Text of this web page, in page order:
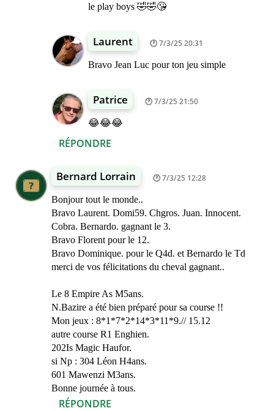
RÉPONDRE
le play boys 🤣🤣😘
Laurent 7/3/25 20:31
Bravo Jean Luc pour ton jeu simple
Patrice 7/3/25 21:50
😂😂😂
Bernard Lorrain 7/3/25 12:28
Bonjour tout le monde..
Bravo Laurent. Domi59. Chgros. Juan. Innocent.
Cobra. Bernardo. gagnant le 3.
Bravo Florent pour le 12.
Bravo Dominique. pour le Q4d. et Bernardo le Td
merci de vos félicitations du cheval gagnant..
Le 8 Empire As M5ans.
N.Bazire a été bien préparé pour sa course !!
Mon jeux : 8*1*7*2*14*3*11*9.// 15.12
autre course R1 Enghien.
202Is Magic Haufor.
si Np : 304 Léon H4ans.
601 Mawenzi M3ans.
Bonne journée à tous.
RÉPONDRE